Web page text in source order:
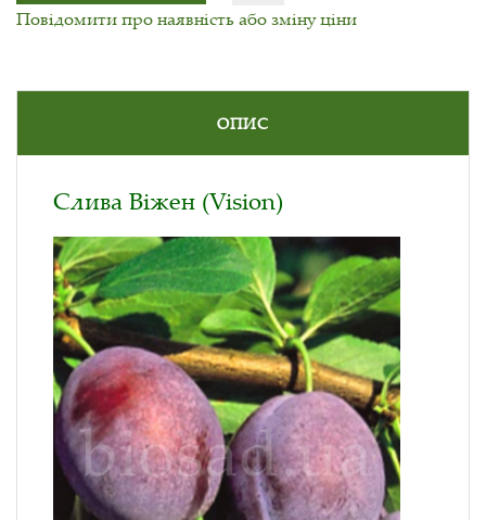
Повідомити про наявність або зміну ціни
ОПИС
Слива Віжен (Vision)